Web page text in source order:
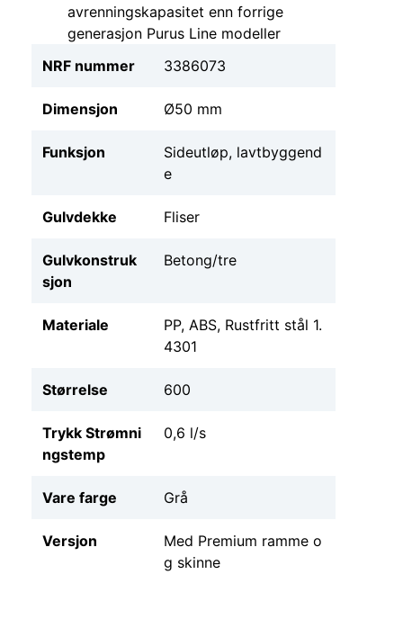
avrenningskapasitet enn forrige
generasjon Purus Line modeller
NRF nummer
3386073
Dimensjon Ø50 mm
Funksjon
Sideutløp, lavtbyggend
e
Gulvdekke Fliser
Gulvkonstruk
sjon
Betong/tre
Materiale
PP, ABS, Rustfritt stål 1.
4301
Størrelse 600
Trykk Strømni
ngstemp
0,6 l/s
Vare farge Grå
Versjon
Med Premium ramme o
g skinne